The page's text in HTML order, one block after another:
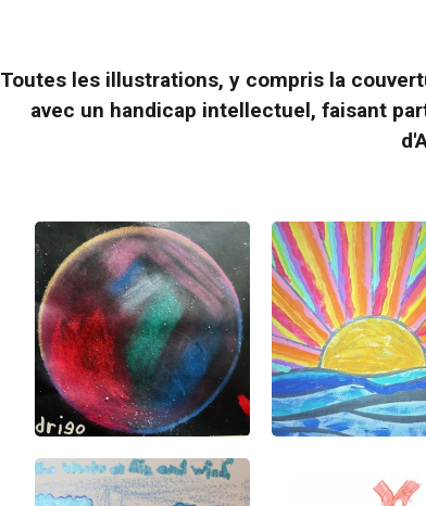
Toutes les illustrations, y compris la
avec un handicap intellectuel, faisant